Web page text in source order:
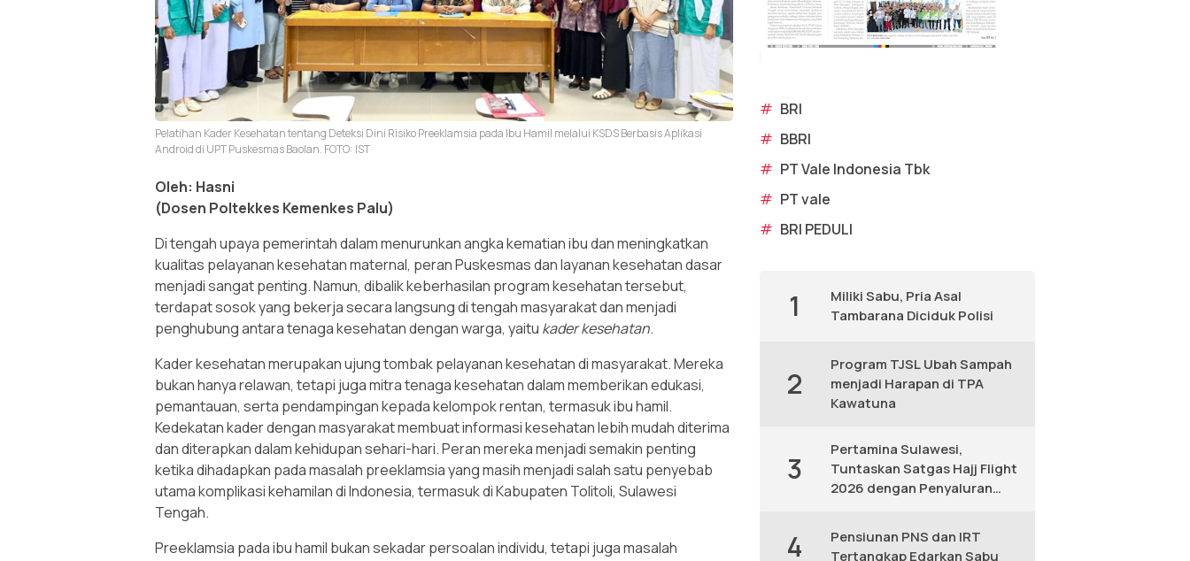
Pelatihan Kader Kesehatan tentang Deteksi Dini Risiko Preeklamsia pada Ibu Hamil melalui KSDS Berbasis Aplikasi
Android di UPT Puskesmas Baolan. FOTO: IST
Oleh: Hasni
(Dosen Poltekkes Kemenkes Palu)
Di tengah upaya pemerintah dalam menurunkan angka kematian ibu dan meningkatkan
kualitas pelayanan kesehatan maternal, peran Puskesmas dan layanan kesehatan dasar
menjadi sangat penting. Namun, dibalik keberhasilan program kesehatan tersebut,
terdapat sosok yang bekerja secara langsung di tengah masyarakat dan menjadi
penghubung antara tenaga kesehatan dengan warga, yaitu kader kesehatan.
Kader kesehatan merupakan ujung tombak pelayanan kesehatan di masyarakat. Mereka
bukan hanya relawan, tetapi juga mitra tenaga kesehatan dalam memberikan edukasi,
pemantauan, serta pendampingan kepada kelompok rentan, termasuk ibu hamil.
Kedekatan kader dengan masyarakat membuat informasi kesehatan lebih mudah diterima
dan diterapkan dalam kehidupan sehari-hari. Peran mereka menjadi semakin penting
ketika dihadapkan pada masalah preeklamsia yang masih menjadi salah satu penyebab
utama komplikasi kehamilan di Indonesia, termasuk di Kabupaten Tolitoli, Sulawesi
Tengah.
Preeklamsia pada ibu hamil bukan sekadar persoalan individu, tetapi juga masalah
# BRI
# BBRI
# PT Vale Indonesia Tbk
# PT vale
# BRI PEDULI
1
Miliki Sabu, Pria Asal
Tambarana Diciduk Polisi
2
Program TJSL Ubah Sampah
menjadi Harapan di TPA
Kawatuna
3
Pertamina Sulawesi,
Tuntaskan Satgas Hajj Flight
2026 dengan Penyaluran
4
Pensiunan PNS dan IRT
Tertangkap Edarkan Sabu